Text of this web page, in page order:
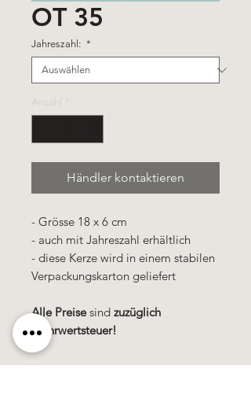
OT 35
Jahreszahl: *
Anzahl
Händler kontaktieren
- Grösse 18 x 6 cm
- auch mit Jahreszahl erhältlich
- diese Kerze wird in einem stabilen
Verpackungskarton geliefert
Alle Preisesind zuzüglich
Mehrwertsteuer!